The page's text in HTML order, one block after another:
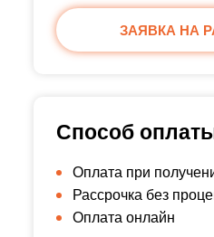
ЗАЯВКА НА
Способ
Оплата при
Рассрочка без
Оплата онлайн